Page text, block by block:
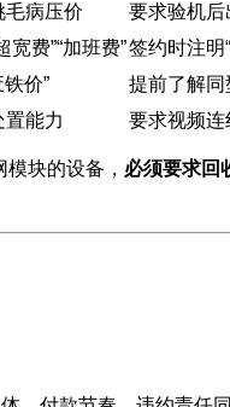
毛病压价
要求验机
费”“加班费”签约时注明
价”
提前了解
能力 要求视频
模块的设备， 必须要求回